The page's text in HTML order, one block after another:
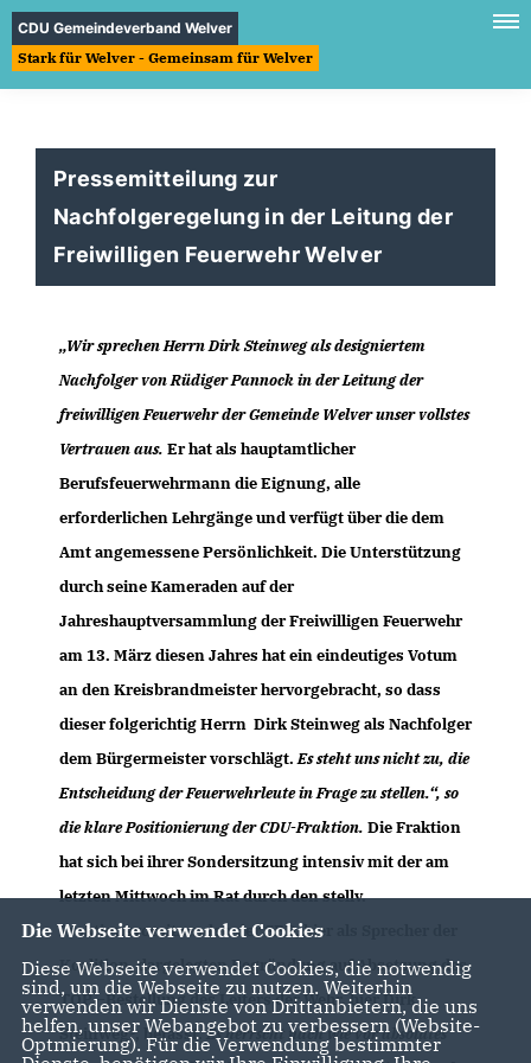
CDU Gemeindeverband Welver
Stark für Welver - Gemeinsam für Welver
Pressemitteilung zur
Nachfolgeregelung in der Leitung der
Freiwilligen Feuerwehr Welver
Wir sprechen Herrn Dirk Steinweg als designiertem
Nachfolger von Rüdiger Pannock in der Leitung der
freiwilligen Feuerwehr der Gemeinde Welver unser vollstes
Vertrauen aus. Er hat als hauptamtlicher
Berufsfeuerwehrmann die Eignung, alle
erforderlichen Lehrgänge und verfügt über die dem
Amt angemessene Persönlichkeit. Die Unterstützung
durch seine Kameraden auf der
Jahreshauptversammlung der Freiwilligen Feuerwehr
am 13. März diesen Jahres hat ein eindeutiges Votum
an den Kreisbrandmeister hervorgebracht, so dass
dieser folgerichtig Herrn Dirk Steinweg als Nachfolger
dem Bürgermeister vorschlägt.Es steht uns nicht zu, die
Entscheidung der Feuerwehrleute in Frage zu stellen.“, so
die klare Positionierung der CDU-Fraktion. Die Fraktion
hat sich bei ihrer Sondersitzung intensiv mit der am
letzten Mittwoch im Rat durch den stellv.
Fraktionsvorsitzenden der SPD, hier als Sprecher der
Koalition, dargelegten Begründung auf Absetzung des
TOP –Bestellung des Leiters der Wehr, hier Dirk
Steinweg-, befasst.Es herrscht nach wie vor absolutes
Die Webseite verwendet Cookies
Diese Webseite verwendet Cookies, die notwendig
sind, um die Webseite zu nutzen. Weiterhin
verwenden wir Dienste von Drittanbietern, die uns
helfen, unser Webangebot zu verbessern (Website-
Optmierung). Für die Verwendung bestimmter